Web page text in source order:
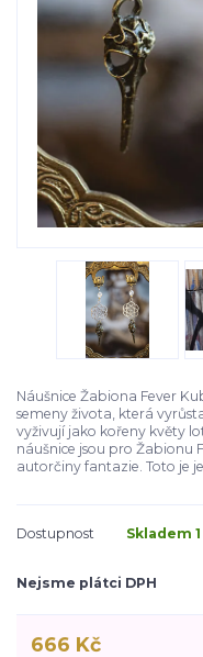
Náušnice Žabiona Fever
semeny života, která
vyživují jako kořeny květy
náušnice jsou pro Žabionu
autorčiny fantazie. Toto je
Dostupnost Skladem 1
Nejsme plátci DPH
666 Kč